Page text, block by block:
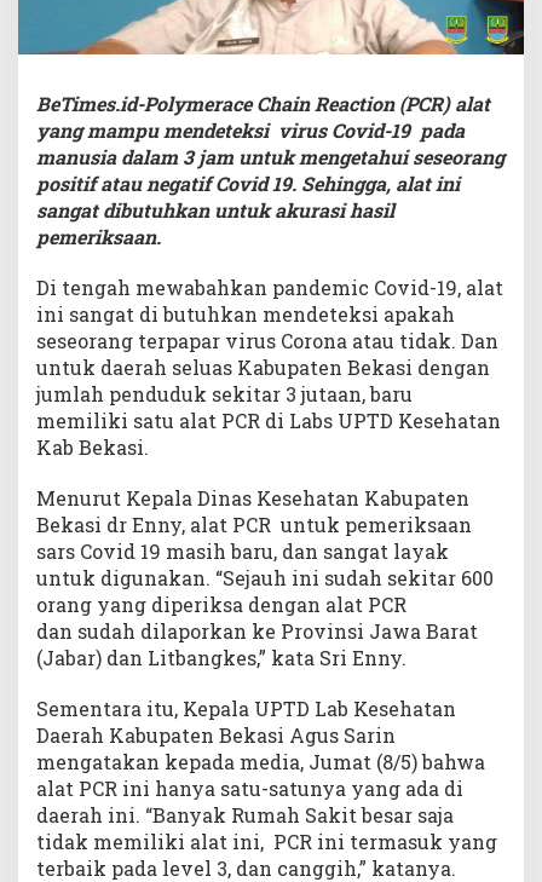
BeTimes.id-Polymerace Chain Reaction (PCR) alat
yang mampu mendeteksi virus Covid-19 pada
manusia dalam 3 jam untuk mengetahui seseorang
positif atau negatif Covid 19. Sehingga, alat ini
sangat dibutuhkan untuk akurasi hasil
pemeriksaan.
Di tengah mewabahkan pandemic Covid-19, alat
ini sangat di butuhkan mendeteksi apakah
seseorang terpapar virus Corona atau tidak. Dan
untuk daerah seluas Kabupaten Bekasi dengan
jumlah penduduk sekitar 3 jutaan, baru
memiliki satu alat PCR di Labs UPTD Kesehatan
Kab Bekasi.
Menurut Kepala Dinas Kesehatan Kabupaten
Bekasi dr Enny, alat PCR untuk pemeriksaan
sars Covid 19 masih baru, dan sangat layak
untuk digunakan. “Sejauh ini sudah sekitar 600
orang yang diperiksa dengan alat PCR
dan sudah dilaporkan ke Provinsi Jawa Barat
(Jabar) dan Litbangkes,” kata Sri Enny.
Sementara itu, Kepala UPTD Lab Kesehatan
Daerah Kabupaten Bekasi Agus Sarin
mengatakan kepada media, Jumat (8/5) bahwa
alat PCR ini hanya satu-satunya yang ada di
daerah ini. “Banyak Rumah Sakit besar saja
tidak memiliki alat ini, PCR ini termasuk yang
terbaik pada level 3, dan canggih,” katanya.